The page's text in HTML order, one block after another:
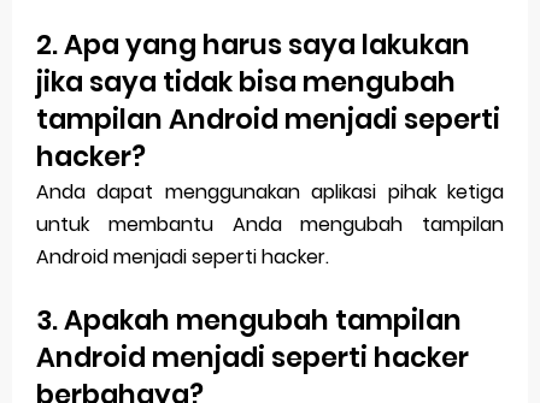
2. Apa yang harus saya lakukan
jika saya tidak bisa mengubah
tampilan Android menjadi seperti
hacker?
Anda dapat menggunakan aplikasi pihak ketiga
untuk membantu Anda mengubah tampilan
Android menjadi seperti hacker.
3. Apakah mengubah tampilan
Android menjadi seperti hacker
berbahaya?